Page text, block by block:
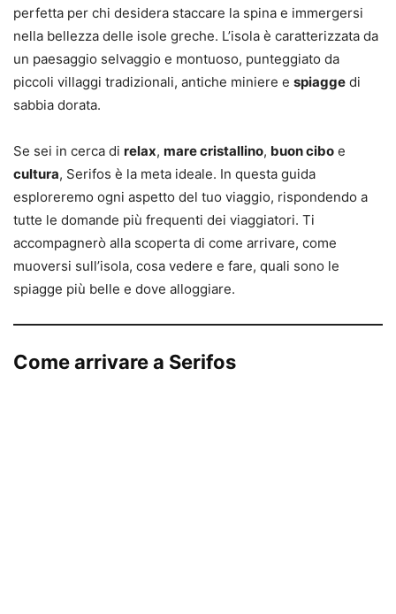
perfetta per chi desidera staccare la spina e immergersi
nella bellezza delle isole greche. L’isola è caratterizzata da
un paesaggio selvaggio e montuoso, punteggiato da
piccoli villaggi tradizionali, antiche miniere e spiagge di
sabbia dorata.
Se sei in cerca di relax, mare cristallino, buon cibo e
cultura, Serifos è la meta ideale. In questa guida
esploreremo ogni aspetto del tuo viaggio, rispondendo a
tutte le domande più frequenti dei viaggiatori. Ti
accompagnerò alla scoperta di come arrivare, come
muoversi sull’isola, cosa vedere e fare, quali sono le
spiagge più belle e dove alloggiare.
Come arrivare a Serifos